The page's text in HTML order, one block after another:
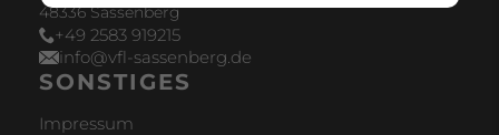
48336 Sassenberg
+49 2583 919215
info@vfl-sassenberg.de
SONSTIGES
Impressum